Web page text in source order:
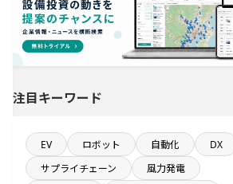
発電設備の導入を含む工場プロジェ
クト
発電設備の導入を含む物流施設プロ
売上高が100億円以上の企業一覧
注目キーワード
EV ロボット 自動化
DX
サプライチェーン
風力発電